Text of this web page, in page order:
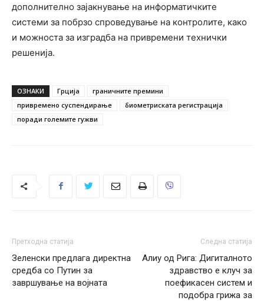
дополнително зајакнување на информатичките
системи за побрзо спроведување на контролите, како
и можноста за изградба на привремени технички
решенија.
ОЗНАКИ Грција
граничните премини
привремено суспендирање
биометриската регистрација
поради големите гужви
Претходна статија
Зеленски предлага директна
средба со Путин за
завршување на војната
Следна статија
Алиу од Рига: Дигиталното
здравство е клуч за
поефикасен систем и
подобра грижа за